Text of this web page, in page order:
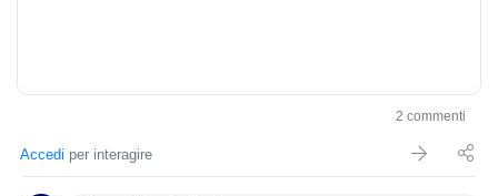
2 commenti
Accedi per interagire